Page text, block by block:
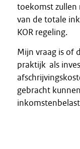
toekomst zullen
van de totale
KOR regeling.
Mijn vraag is of
praktijk als
gebracht